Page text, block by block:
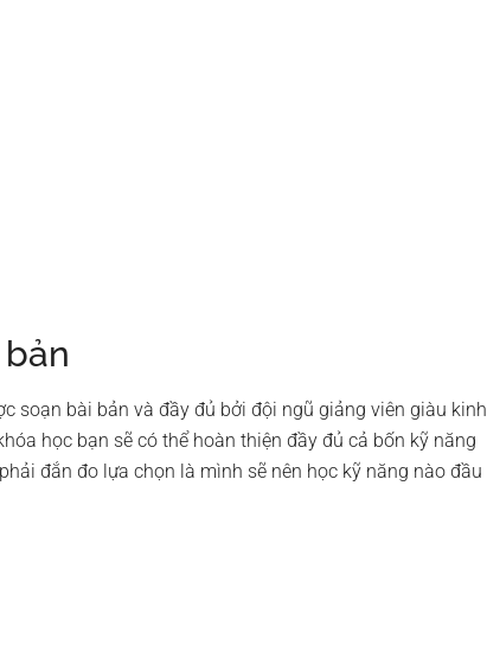
soạn bài bản và đầy đủ bởi đội ngũ giảng viên giàu kinh
học bạn sẽ có thể hoàn thiện đầy đủ cả bốn kỹ năng
đắn đo lựa chọn là mình sẽ nên học kỹ năng nào đầu